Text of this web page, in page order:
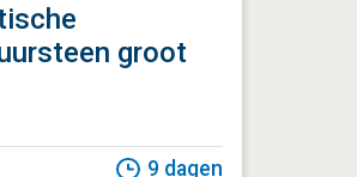
groot
9 dagen